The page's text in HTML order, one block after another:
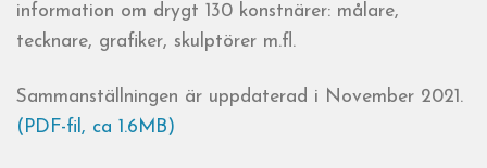
information om drygt 130 konstnärer: målare,
tecknare, grafiker, skulptörer m.fl.
Sammanställningen är uppdaterad i November 2021.
(PDF-fil, ca 1.6MB)